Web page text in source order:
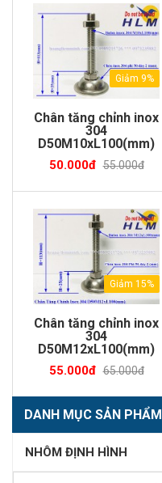
Giảm 9%
Chân tăng chỉnh inox
304
D50M10xL100(mm)
50.000đ 55.000đ
Giảm 15%
Chân tăng chỉnh inox
304
D50M12xL100(mm)
55.000đ 65.000đ
DANH MỤC SẢN PHẨM
NHÔM ĐỊNH HÌNH